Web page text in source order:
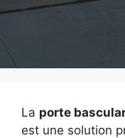
La porte
est une solution